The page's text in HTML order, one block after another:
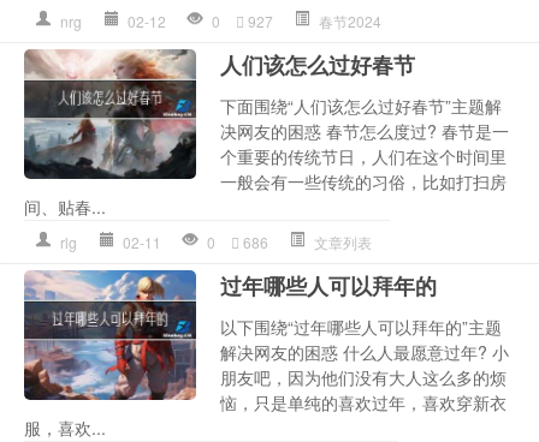
nrg 02-12 0 927 春节2024
人们该怎么过好春节
下面围绕“人们该怎么过好春节”主题解
决网友的困惑 春节怎么度过? 春节是一
个重要的传统节日，人们在这个时间里
一般会有一些传统的习俗，比如打扫房
间、贴春...
rlg 02-11 0 686 文章列表
过年哪些人可以拜年的
以下围绕“过年哪些人可以拜年的”主题
解决网友的困惑 什么人最愿意过年? 小
朋友吧，因为他们没有大人这么多的烦
恼，只是单纯的喜欢过年，喜欢穿新衣
服，喜欢...